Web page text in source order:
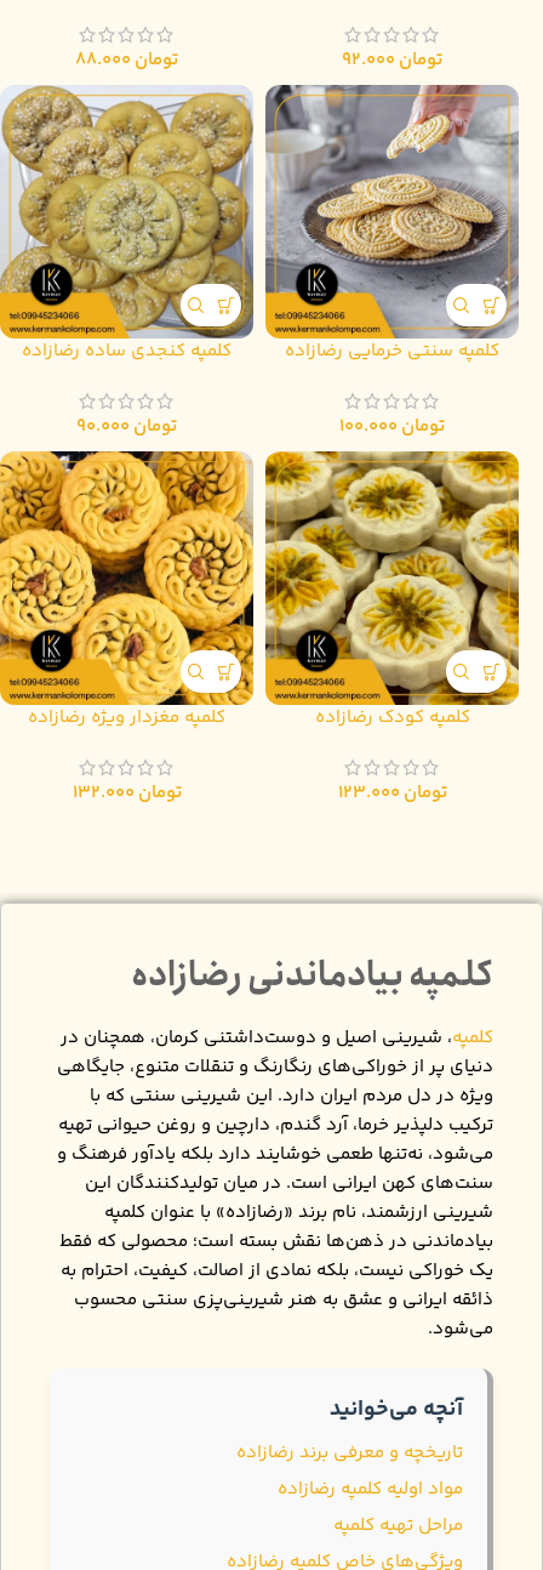
تومان تومان
کلمپه سنتی خرمایی رضازاده
تومان
کلمپه کنجدی ساده رضازاده
تومان
کلمپه کودک رضازاده
تومان
کلمپه مغزدار ویژه رضازاده
تومان
کلمپه بیادماندنی رضازاده
کلمپه، شیرینی اصیل و دوست‌داشتنی کرمان، همچنان در
دنیای پر از خوراکی‌های رنگارنگ و تنقلات متنوع، جایگاهی
ویژه در دل مردم ایران دارد. این شیرینی سنتی که با
ترکیب دلپذیر خرما، آرد گندم، دارچین و روغن حیوانی تهیه
می‌شود، نه‌تنها طعمی خوشایند دارد بلکه یادآور فرهنگ و
سنت‌های کهن ایرانی است. در میان تولیدکنندگان این
شیرینی ارزشمند، نام برند «رضازاده» با عنوان کلمپه
بیادماندنی در ذهن‌ها نقش بسته است؛ محصولی که فقط
یک خوراکی نیست، بلکه نمادی از اصالت، کیفیت، احترام به
ذائقه ایرانی و عشق به هنر شیرینی‌پزی سنتی محسوب
می‌شود.
آنچه می‌خوانید
تاریخچه و معرفی برند رضازاده
مواد اولیه کلمپه رضازاده
مراحل تهیه کلمپه
ویژگی‌های خاص کلمپه رضازاده